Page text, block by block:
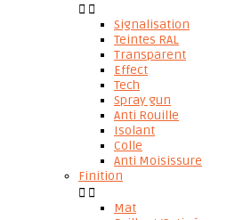
 
Signalisation
Teintes RAL
Transparent
Effect
Tech
Spray gun
Anti Rouille
Isolant
Colle
Anti Moisissure
Finition
 
Mat